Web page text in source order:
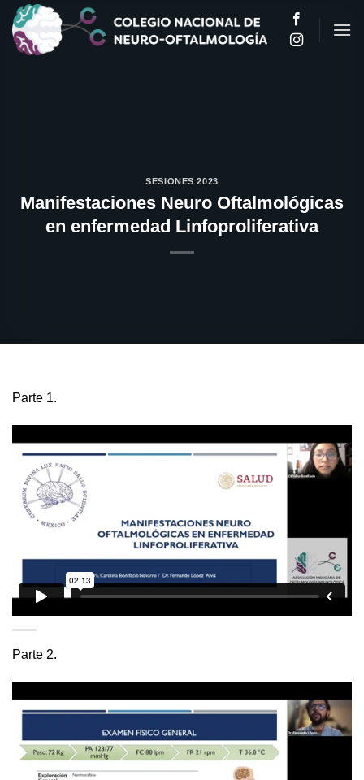
Saltar
contenido
SESIONES 2023
Manifestaciones Neuro Oftalmológicas
en enfermedad Linfoproliferativa
Parte 1.
Parte 2.